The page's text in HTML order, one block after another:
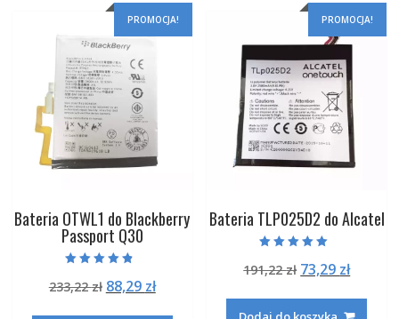
PROMOCJA!
Bateria OTWL1 do Blackberry
Passport Q30
4.50
na 5
233,22zł Pierwotna
88,29 złAktualna
PROMOCJA!
Bateria TLP025D2 do Alcatel
5.00
na 5
191,22zł Pierwotna
wynosiła:
73,29 zł